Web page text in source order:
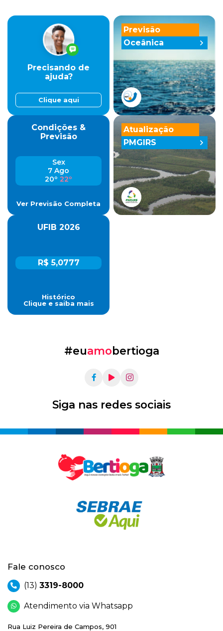
Previsão
Oceânica
Precisando de
ajuda?
Clique aqui
Condições &
Previsão
Sex
7 Ago
20º 22º
Ver Previsão Completa
UFIB 2026
R$ 5,0777
Histórico
Clique e saiba mais
Atualização
PMGIRS
#euamobertioga
Siga nas redes sociais
Fale conosco
(13) 3319-8000
Atendimento via Whatsapp
Rua Luiz Pereira de Campos, 901